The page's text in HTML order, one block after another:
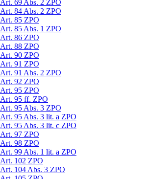
Art. 69 Abs. 2 ZPO
Art. 84 Abs. 2 ZPO
Art. 85 ZPO
Art. 85 Abs. 1 ZPO
Art. 86 ZPO
Art. 88 ZPO
Art. 90 ZPO
Art. 91 ZPO
Art. 91 Abs. 2 ZPO
Art. 92 ZPO
Art. 95 ZPO
Art. 95 ff. ZPO
Art. 95 Abs. 3 ZPO
Art. 95 Abs. 3 lit. a ZPO
Art. 95 Abs. 3 lit. c ZPO
Art. 97 ZPO
Art. 98 ZPO
Art. 99 Abs. 1 lit. a ZPO
Art. 102 ZPO
Art. 104 Abs. 3 ZPO